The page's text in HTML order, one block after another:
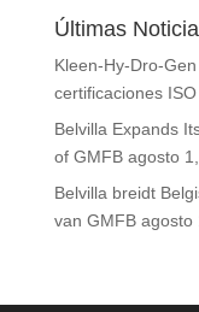
Últimas
Kleen-Hy-Dro-
certificaciones
Belvilla Expands
of GMFB agosto
Belvilla breidt
van GMFB agosto